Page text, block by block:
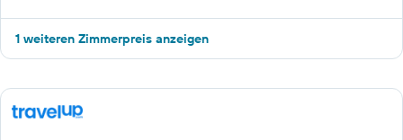
1 weiteren Zimmerpreis anzeigen